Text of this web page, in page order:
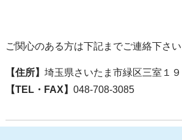
ご関心のある方は下記までご連絡下さい
【住所】 埼玉県さいたま市緑区三室１９
【TEL・FAX】 048-708-3085